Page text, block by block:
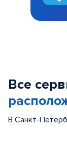
Все
В Санкт-